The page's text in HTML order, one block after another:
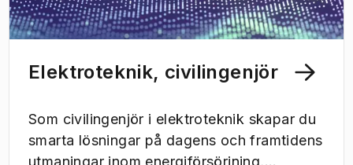
Elektroteknik, civilingenjör
Som civilingenjör i elektroteknik skapar du
smarta lösningar på dagens och framtidens
utmaningar inom energiförsörjning,